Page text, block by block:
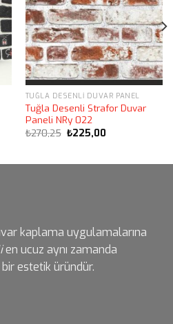
TUĞLA DESENLI DUVAR PANEL
Tuğla Desenli Strafor Duvar
Paneli NRy 022
₺270,25 Orijinal
₺225,00Şu
kaplama uygulamalarına
en ucuz aynı zamanda
estetik üründür.